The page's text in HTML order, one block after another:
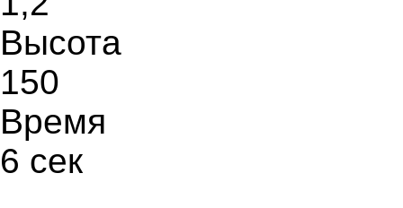
Высота
150
Время
6 сек